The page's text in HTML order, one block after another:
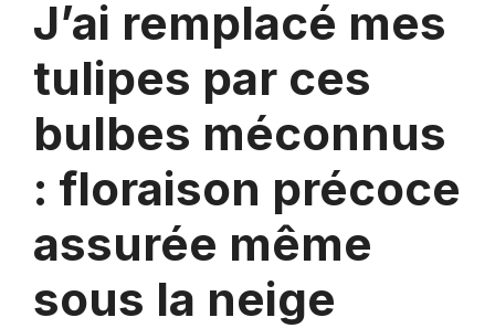
J’ai remplacé mes
tulipes par ces
bulbes méconnus
: floraison précoce
assurée même
sous la neige